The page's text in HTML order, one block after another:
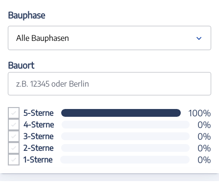
Bauphase
Alle Bauphasen
Bauort
z.B. 12345 oder Berlin
5-Sterne 100%
4-Sterne 0%
3-Sterne 0%
2-Sterne 0%
1-Sterne 0%